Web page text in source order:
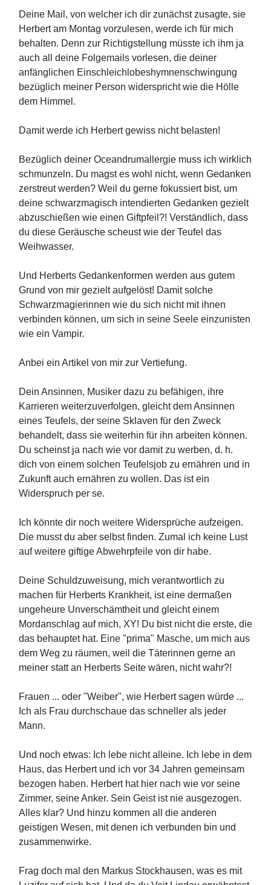
Deine Mail, von welcher ich dir zunächst zusagte, sie
Herbert am Montag vorzulesen, werde ich für mich
behalten. Denn zur Richtigstellung müsste ich ihm ja
auch all deine Folgemails vorlesen, die deiner
anfänglichen Einschleichlobeshymnenschwingung
bezüglich meiner Person widerspricht wie die Hölle
dem Himmel.
Damit werde ich Herbert gewiss nicht belasten!
Bezüglich deiner Oceandrumallergie muss ich wirklich
schmunzeln. Du magst es wohl nicht, wenn Gedanken
zerstreut werden? Weil du gerne fokussiert bist, um
deine schwarzmagisch intendierten Gedanken gezielt
abzuschießen wie einen Giftpfeil?! Verständlich, dass
du diese Geräusche scheust wie der Teufel das
Weihwasser.
Und Herberts Gedankenformen werden aus gutem
Grund von mir gezielt aufgelöst! Damit solche
Schwarzmagierinnen wie du sich nicht mit ihnen
verbinden können, um sich in seine Seele einzunisten
wie ein Vampir.
Anbei ein Artikel von mir zur Vertiefung.
Dein Ansinnen, Musiker dazu zu befähigen, ihre
Karrieren weiterzuverfolgen, gleicht dem Ansinnen
eines Teufels, der seine Sklaven für den Zweck
behandelt, dass sie weiterhin für ihn arbeiten können.
Du scheinst ja nach wie vor damit zu werben, d. h.
dich von einem solchen Teufelsjob zu ernähren und in
Zukunft auch ernähren zu wollen. Das ist ein
Widerspruch per se.
Ich könnte dir noch weitere Widersprüche aufzeigen.
Die musst du aber selbst finden. Zumal ich keine Lust
auf weitere giftige Abwehrpfeile von dir habe.
Deine Schuldzuweisung, mich verantwortlich zu
machen für Herberts Krankheit, ist eine dermaßen
ungeheure Unverschämtheit und gleicht einem
Mordanschlag auf mich, XY! Du bist nicht die erste, die
das behauptet hat. Eine "prima" Masche, um mich aus
dem Weg zu räumen, weil die Täterinnen gerne an
meiner statt an Herberts Seite wären, nicht wahr?!
Frauen ... oder "Weiber", wie Herbert sagen würde ...
Ich als Frau durchschaue das schneller als jeder
Mann.
Und noch etwas: Ich lebe nicht alleine. Ich lebe in dem
Haus, das Herbert und ich vor 34 Jahren gemeinsam
bezogen haben. Herbert hat hier nach wie vor seine
Zimmer, seine Anker. Sein Geist ist nie ausgezogen.
Alles klar? Und hinzu kommen all die anderen
geistigen Wesen, mit denen ich verbunden bin und
zusammenwirke.
Frag doch mal den Markus Stockhausen, was es mit